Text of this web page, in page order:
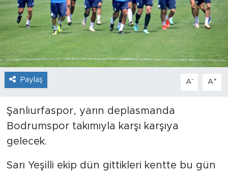
Paylaş A- A+
Şanlıurfaspor, yarın deplasmanda
Bodrumspor takımıyla karşı karşıya
gelecek.
Sarı Yeşilli ekip dün gittikleri kentte bu gün